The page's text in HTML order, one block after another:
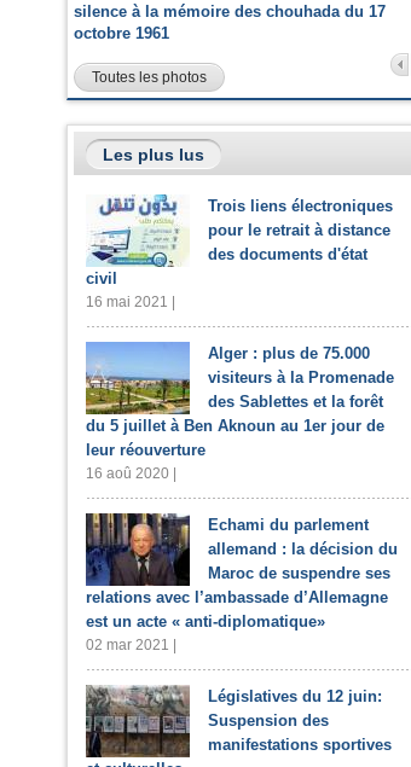
silence à la mémoire des chouhada du 17
octobre 1961
Toutes les photos
Les plus lus
Trois liens électroniques
pour le retrait à distance
des documents d'état
civil
16 mai 2021 |
Alger : plus de 75.000
visiteurs à la Promenade
des Sablettes et la forêt
du 5 juillet à Ben Aknoun au 1er jour de
leur réouverture
16 aoû 2020 |
Echami du parlement
allemand : la décision du
Maroc de suspendre ses
relations avec l’ambassade d’Allemagne
est un acte « anti-diplomatique»
02 mar 2021 |
Législatives du 12 juin:
Suspension des
manifestations sportives